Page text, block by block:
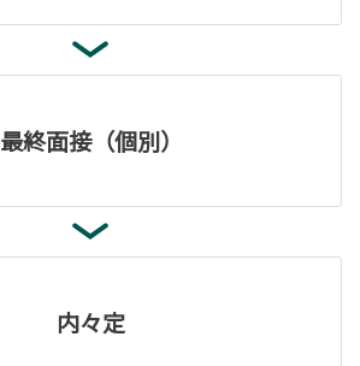
最終面接（個別）
内々定